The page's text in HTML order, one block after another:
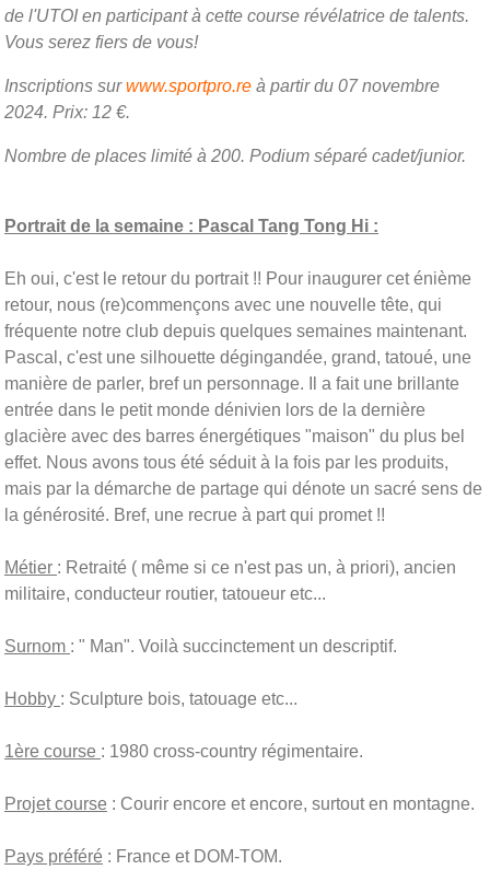
de l'UTOI en participant à cette course révélatrice de talents.
Vous serez fiers de vous!
Inscriptions surwww.sportpro.re à partir du 07 novembre
2024. Prix: 12 €.
Nombre de places limité à 200. Podium séparé cadet/junior.
Portrait de la semaine : Pascal Tang Tong Hi :
Eh oui, c'est le retour du portrait !! Pour inaugurer cet énième
retour, nous (re)commençons avec une nouvelle tête, qui
fréquente notre club depuis quelques semaines maintenant.
Pascal, c'est une silhouette dégingandée, grand, tatoué, une
manière de parler, bref un personnage. Il a fait une brillante
entrée dans le petit monde dénivien lors de la dernière
glacière avec des barres énergétiques "maison" du plus bel
effet. Nous avons tous été séduit à la fois par les produits,
mais par la démarche de partage qui dénote un sacré sens de
la générosité. Bref, une recrue à part qui promet !!
Métier : Retraité ( même si ce n'est pas un, à priori), ancien
militaire, conducteur routier, tatoueur etc...
Surnom : " Man". Voilà succinctement un descriptif.
Hobby : Sculpture bois, tatouage etc...
1ère course : 1980 cross-country régimentaire.
Projet course : Courir encore et encore, surtout en montagne.
Pays préféré : France et DOM-TOM.